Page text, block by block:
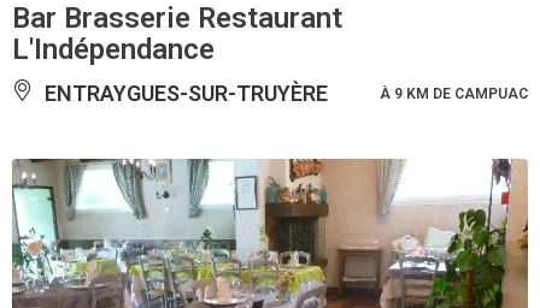
Bar Brasserie Restaurant
L'Indépendance
ENTRAYGUES-SUR-TRUYÈRE À 9 KM DE CAMPUAC